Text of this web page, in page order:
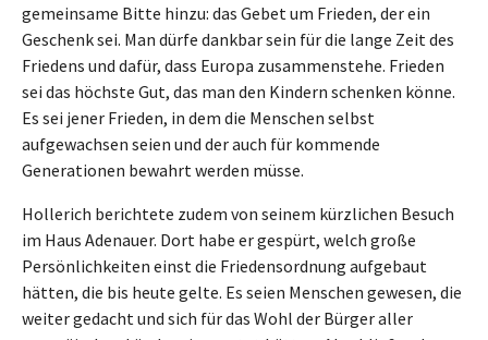
gemeinsame Bitte hinzu: das Gebet um Frieden, der ein
Geschenk sei. Man dürfe dankbar sein für die lange Zeit des
Friedens und dafür, dass Europa zusammenstehe. Frieden
sei das höchste Gut, das man den Kindern schenken könne.
Es sei jener Frieden, in dem die Menschen selbst
aufgewachsen seien und der auch für kommende
Generationen bewahrt werden müsse.
Hollerich berichtete zudem von seinem kürzlichen Besuch
im Haus Adenauer. Dort habe er gespürt, welch große
Persönlichkeiten einst die Friedensordnung aufgebaut
hätten, die bis heute gelte. Es seien Menschen gewesen, die
weiter gedacht und sich für das Wohl der Bürger aller